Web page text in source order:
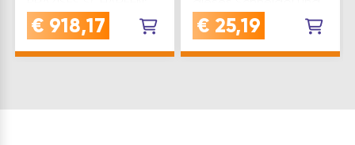
die Tormek T2 Messer
Schleifmaschine
€ 918,17
Bohrspray erhöht die
Standzeiten von
€ 25,19